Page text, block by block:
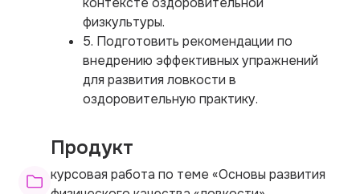
физкультуры.
5. Подготовить рекомендации по
внедрению эффективных упражнений
для развития ловкости в
оздоровительную практику.
Продукт
курсовая работа по теме «Основы развития